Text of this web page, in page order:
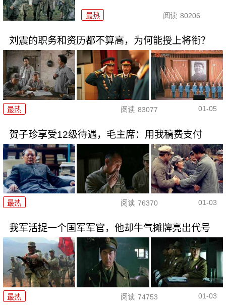
最热 阅读 80206
刘震的职务和资历都不算高，为何能授上将衔？
最热 阅读 83077 01-05
贺子珍享受12级待遇，毛主席：用我稿费支付
最热 阅读 76370 01-03
我军活捉一个国军军官，他却牛气摊牌亮出代号
最热 阅读 74753 01-03